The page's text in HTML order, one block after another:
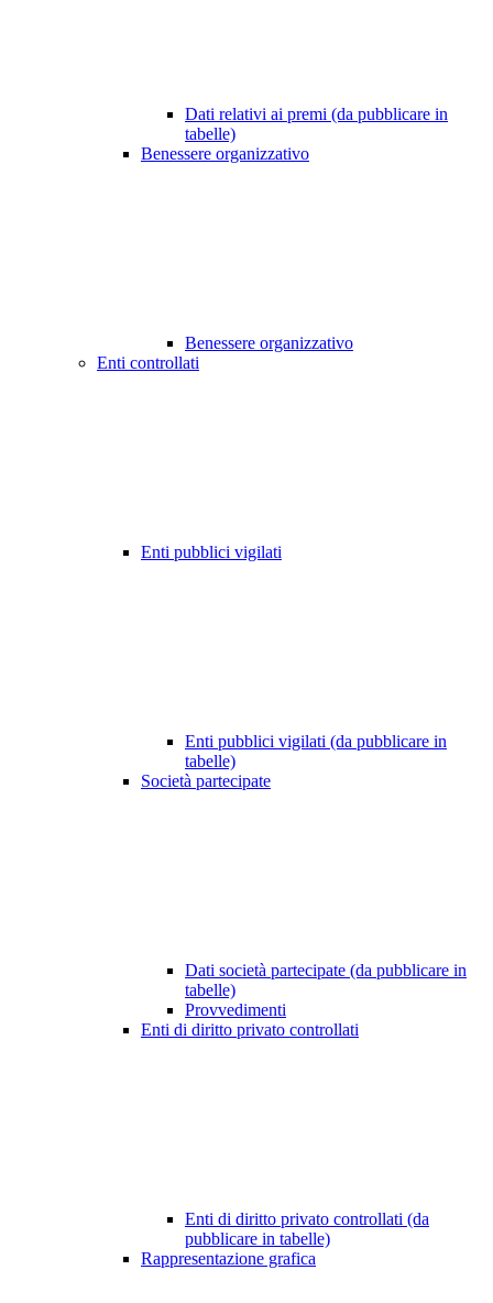
Dati relativi ai premi (da pubblicare in
tabelle)
Benessere organizzativo
Benessere organizzativo
Enti controllati
Enti pubblici vigilati
Enti pubblici vigilati (da pubblicare in
tabelle)
Società partecipate
Dati società partecipate (da pubblicare in
tabelle)
Provvedimenti
Enti di diritto privato controllati
Enti di diritto privato controllati (da
pubblicare in tabelle)
Rappresentazione grafica